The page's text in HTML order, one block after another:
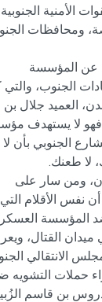
الأمنية
ومحافظات
عن المؤسسة
الجنوب،
العميد جلال بن
فهو لا يستهدف
الجنوبي بأن لا
لا طعنك.
ومن سار على
نفس الأقلام التي
ضد المؤسسة
القتال،
الانتقالي
حملات التشويه
عيدروس بن قاسم